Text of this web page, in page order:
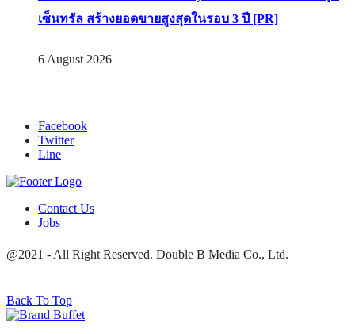
เซ็นทรัล สร้างยอดขายสูงสุดในรอบ 3 ปี [PR]
6 August 2026
Facebook
Twitter
Line
Contact Us
Jobs
@2021 - All Right Reserved. Double B Media Co., Ltd.
Back To Top